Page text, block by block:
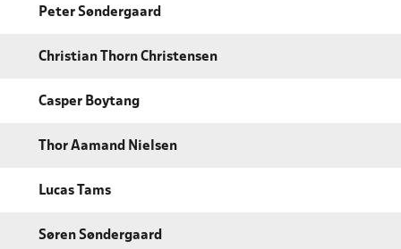
Peter Søndergaard
Christian Thorn Christensen
Casper Boytang
Thor Aamand Nielsen
Lucas Tams
Søren Søndergaard